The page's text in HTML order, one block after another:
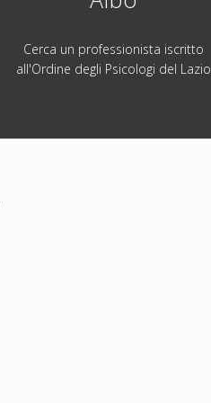
Cerca un professionista iscritto
all'Ordine degli Psicologi del Lazio